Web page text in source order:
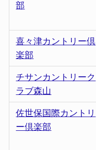
部
喜々津カントリー倶
楽部
チサンカントリーク
ラブ森山
佐世保国際カントリ
ー倶楽部